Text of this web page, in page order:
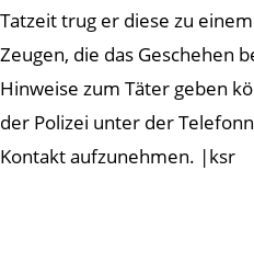
Tatzeit trug er diese zu
Zeugen, die das Geschehen
Hinweise zum Täter geben
der Polizei unter der
Kontakt aufzunehmen. |ksr